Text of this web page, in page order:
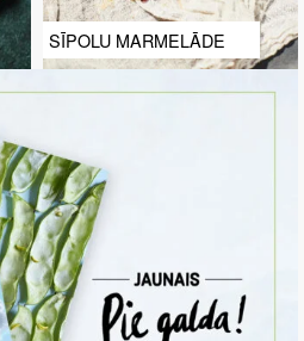
SĪPOLU MARMELĀDE